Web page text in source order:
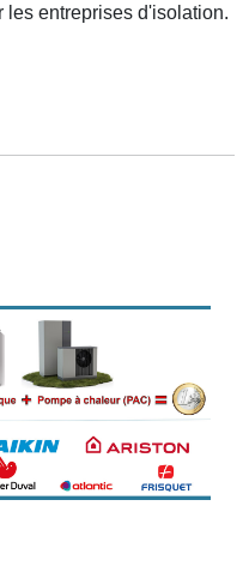
les entreprises d'isolation.